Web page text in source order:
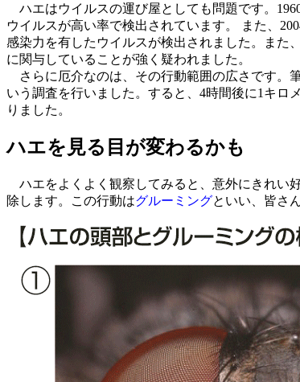
ハエはウイルスの運び屋としても問題です。
ウイルスが高い率で検出されています。 また、
感染力を有したウイルスが検出されました。また
に関与していることが強く疑われました。
さらに厄介なのは、その行動範囲の広さです。
いう調査を行いました。すると、4時間後に1キ
りました。
ハエを見る目が変わるかも
ハエをよくよく観察してみると、意外にきれい
除します。この行動はグルーミングといい、皆さ